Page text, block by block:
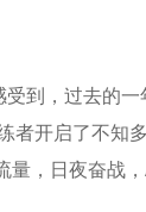
到，过去的
者开启了不知
，日夜奋战